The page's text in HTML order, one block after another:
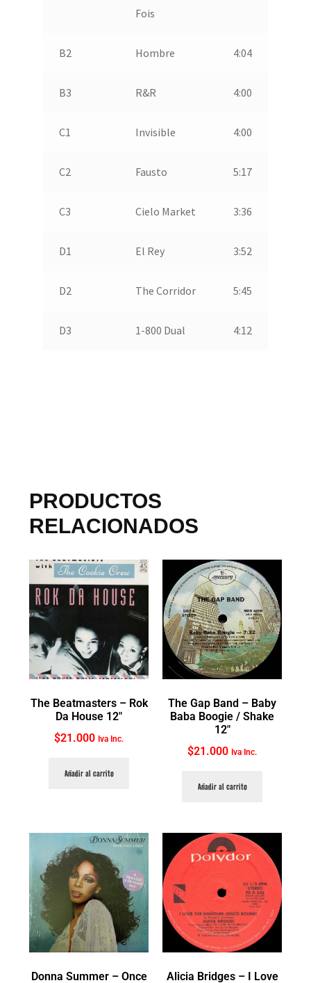
Fois
B2 Hombre 4:04
B3 R&R 4:00
C1 Invisible 4:00
C2 Fausto 5:17
C3 Cielo Market 3:36
D1 El Rey 3:52
D2 The Corridor 5:45
D3 1-800 Dual 4:12
PRODUCTOS
RELACIONADOS
The Beatmasters ‎– Rok
Da House 12″
$21.000 Iva Inc.
Añadir al carrito
The Gap Band ‎– Baby
Baba Boogie / Shake
12″
$21.000 Iva Inc.
Añadir al carrito
Donna Summer ‎– Once
Alicia Bridges ‎– I Love